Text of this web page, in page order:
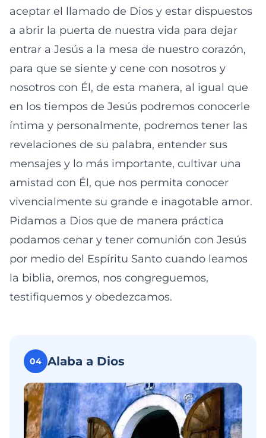
aceptar el llamado de Dios y estar dispuestos
a abrir la puerta de nuestra vida para dejar
entrar a Jesús a la mesa de nuestro corazón,
para que se siente y cene con nosotros y
nosotros con Él, de esta manera, al igual que
en los tiempos de Jesús podremos conocerle
íntima y personalmente, podremos tener las
revelaciones de su palabra, entender sus
mensajes y lo más importante, cultivar una
amistad con Él, que nos permita conocer
vivencialmente su grande e inagotable amor.
Pidamos a Dios que de manera práctica
podamos cenar y tener comunión con Jesús
por medio del Espíritu Santo cuando leamos
la biblia, oremos, nos congreguemos,
testifiquemos y obedezcamos.
04 Alaba a Dios